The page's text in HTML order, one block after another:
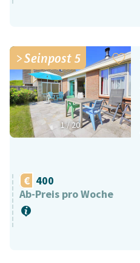
1/20
Seinpost 5
400
Ab-Preis pro Woche